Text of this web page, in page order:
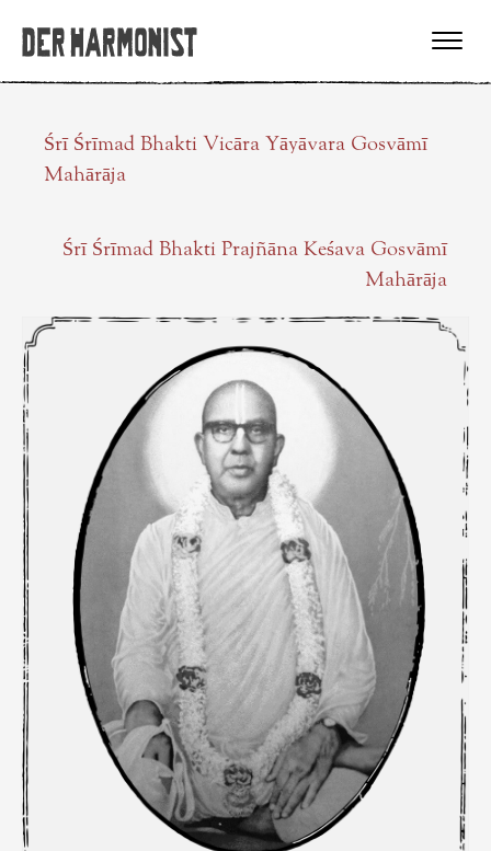
Śrī Śrīmad Bhakti Vicāra Yāyāvara Gosvāmī
Mahārāja
Śrī Śrīmad Bhakti Prajñāna Keśava Gosvāmī
Mahārāja